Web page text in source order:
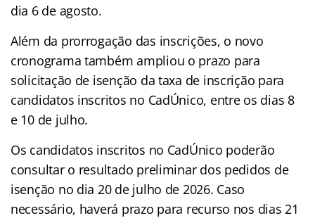
dia 6 de agosto.
Além da prorrogação das inscrições, o novo
cronograma também ampliou o prazo para
solicitação de isenção da taxa de inscrição para
candidatos inscritos no CadÚnico, entre os dias 8
e 10 de julho.
Os candidatos inscritos no CadÚnico poderão
consultar o resultado preliminar dos pedidos de
isenção no dia 20 de julho de 2026. Caso
necessário, haverá prazo para recurso nos dias 21